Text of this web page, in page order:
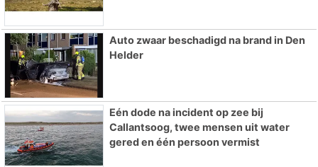
Auto zwaar beschadigd na brand in Den
Helder
Eén dode na incident op zee bij
Callantsoog, twee mensen uit water
gered en één persoon vermist